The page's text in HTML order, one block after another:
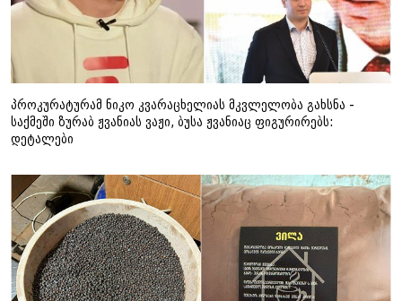
პროკურატურამ ნიკო კვარაცხელიას მკვლელობა გახსნა -
საქმეში ზურაბ ჟვანიას ვაჟი, ბუსა ჟვანიაც ფიგურირებს:
დეტალები